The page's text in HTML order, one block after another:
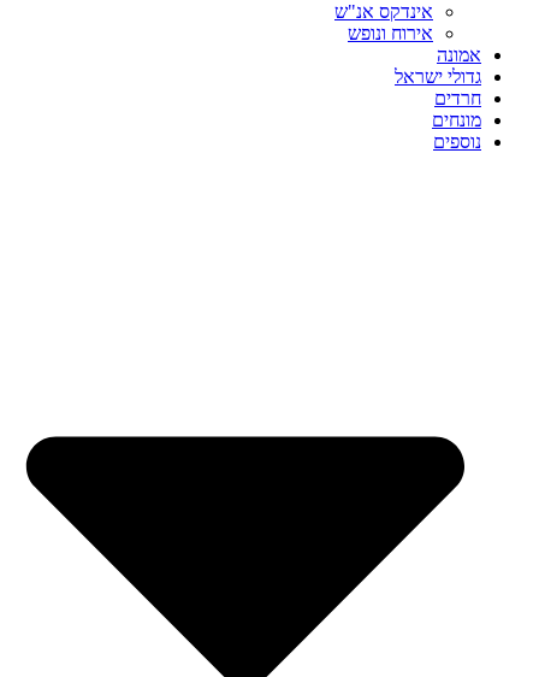
אינדקס אנ"ש
אירוח ונופש
אמונה
גדולי ישראל
חרדים
מונחים
נוספים